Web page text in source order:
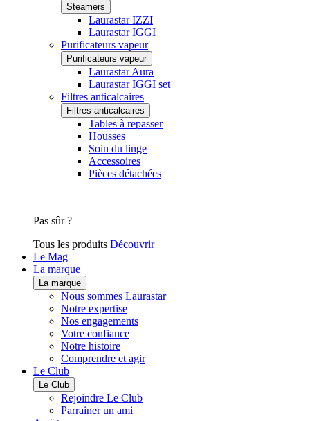
Steamers
Laurastar IZZI
Laurastar IGGI
Purificateurs vapeur
Purificateurs vapeur
Laurastar Aura
Laurastar IGGI set
Filtres anticalcaires
Filtres anticalcaires
Tables à repasser
Housses
Soin du linge
Accessoires
Pièces détachées
Pas sûr ?
Tous les produits Découvrir
Le Mag
La marque
La marque
Nous sommes Laurastar
Notre expertise
Nos engagements
Votre confiance
Notre histoire
Comprendre et agir
Le Club
Le Club
Rejoindre Le Club
Parrainer un ami